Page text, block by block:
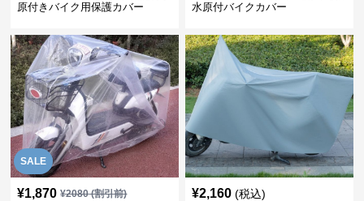
原付きバイク用保護カバー
水原付バイクカバー
SALE
¥1,870 ¥2080(割引前) ¥2,160 (税込)